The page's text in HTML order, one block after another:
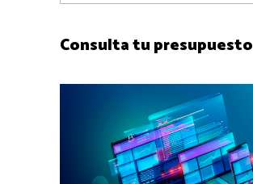
Consulta tu presupuesto